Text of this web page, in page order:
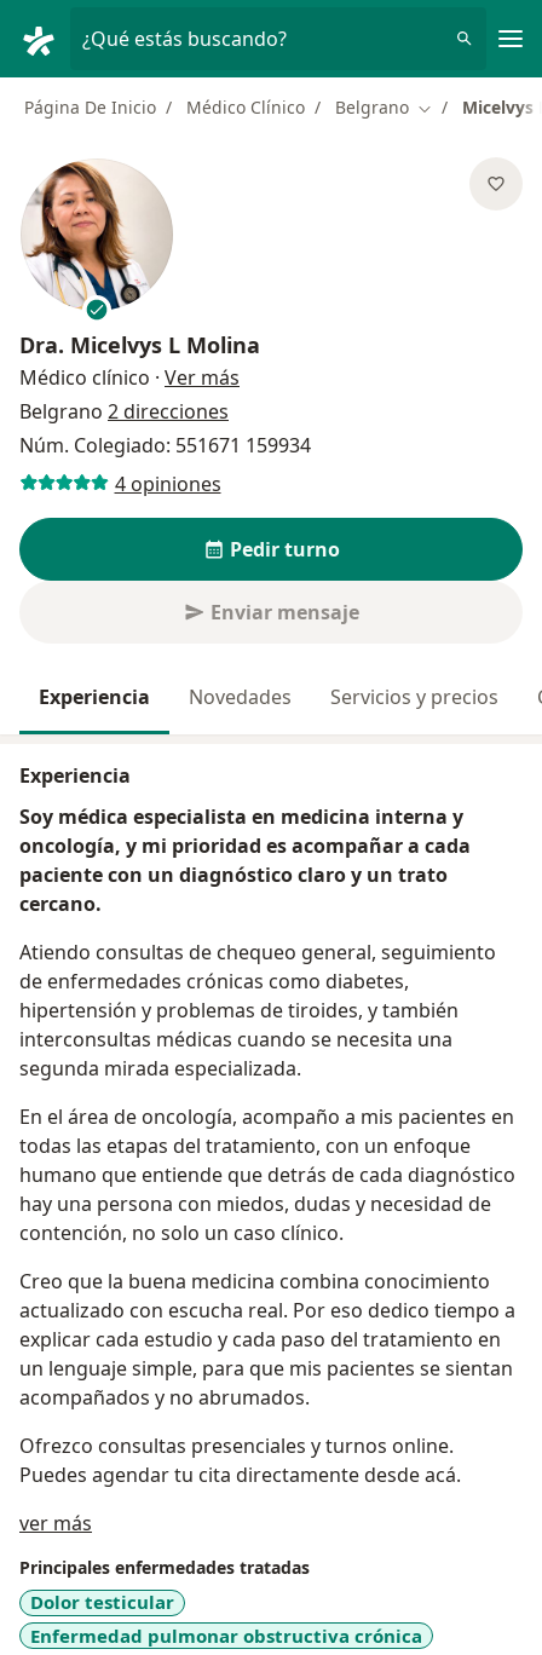
¿Qué estás buscando?
Página De Inicio Médico Clínico Belgrano Cambiar de
Micelvys
Dra. Micelvys L Molina
Médico clínico · Ver más
Belgrano 2 direcciones
Núm. Colegiado: 551671 159934
4 opiniones
Pedir turno
Enviar mensaje
Experiencia Novedades Servicios y precios
Experiencia
Soy médica especialista en medicina interna y
oncología, y mi prioridad es acompañar a cada
paciente con un diagnóstico claro y un trato
cercano.
Atiendo consultas de chequeo general, seguimiento
de enfermedades crónicas como diabetes,
hipertensión y problemas de tiroides, y también
interconsultas médicas cuando se necesita una
segunda mirada especializada.
En el área de oncología, acompaño a mis pacientes en
todas las etapas del tratamiento, con un enfoque
humano que entiende que detrás de cada diagnóstico
hay una persona con miedos, dudas y necesidad de
contención, no solo un caso clínico.
Creo que la buena medicina combina conocimiento
actualizado con escucha real. Por eso dedico tiempo a
explicar cada estudio y cada paso del tratamiento en
un lenguaje simple, para que mis pacientes se sientan
acompañados y no abrumados.
Ofrezco consultas presenciales y turnos online.
Puedes agendar tu cita directamente desde acá.
ver más
Principales enfermedades tratadas
Dolor testicular
Enfermedad pulmonar obstructiva crónica